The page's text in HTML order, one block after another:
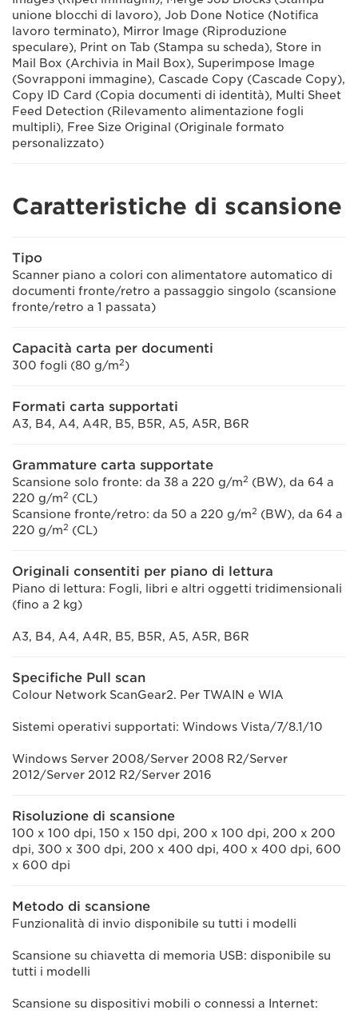
unione blocchi di lavoro), Job Done Notice (Notifica
lavoro terminato), Mirror Image (Riproduzione
speculare), Print on Tab (Stampa su scheda), Store in
Mail Box (Archivia in Mail Box), Superimpose Image
(Sovrapponi immagine), Cascade Copy (Cascade Copy),
Copy ID Card (Copia documenti di identità), Multi Sheet
Feed Detection (Rilevamento alimentazione fogli
multipli), Free Size Original (Originale formato
personalizzato)
Caratteristiche di scansione
Tipo
Scanner piano a colori con alimentatore automatico di
documenti fronte/retro a passaggio singolo (scansione
fronte/retro a 1 passata)
Capacità carta per documenti
300 fogli (80 g/m2)
Formati carta supportati
A3, B4, A4, A4R, B5, B5R, A5, A5R, B6R
Grammature carta supportate
Scansione solo fronte: da 38 a 220 g/m2 (BW), da 64 a
220 g/m2 (CL)
Scansione fronte/retro: da 50 a 220 g/m2 (BW), da 64 a
220 g/m2 (CL)
Originali consentiti per piano di lettura
Piano di lettura: Fogli, libri e altri oggetti tridimensionali
(fino a 2 kg)
A3, B4, A4, A4R, B5, B5R, A5, A5R, B6R
Specifiche Pull scan
Colour Network ScanGear2. Per TWAIN e WIA
Sistemi operativi supportati: Windows Vista/7/8.1/10
Windows Server 2008/Server 2008 R2/Server
2012/Server 2012 R2/Server 2016
Risoluzione di scansione
100 x 100 dpi, 150 x 150 dpi, 200 x 100 dpi, 200 x 200
dpi, 300 x 300 dpi, 200 x 400 dpi, 400 x 400 dpi, 600
x 600 dpi
Metodo di scansione
Funzionalità di invio disponibile su tutti i modelli
Scansione su chiavetta di memoria USB: disponibile su
tutti i modelli
Scansione su dispositivi mobili o connessi a Internet: